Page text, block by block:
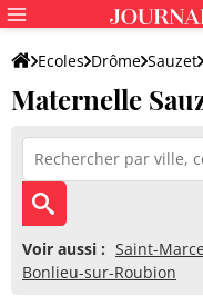
Ecoles Drôme Sauzet
Maternelle
Voir aussi : Saint-
Bonlieu-sur-Roubion